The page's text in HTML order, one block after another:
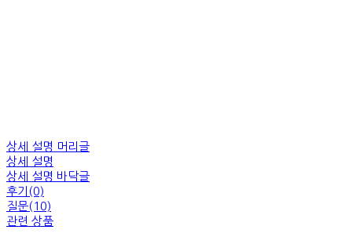
상세 설명 머리글
상세 설명
상세 설명 바닥글
후기(0)
질문(10)
관련 상품